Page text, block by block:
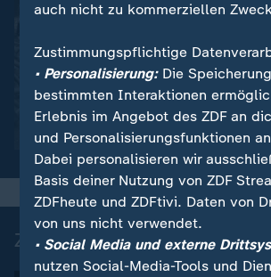
Nachrichten | heute:
Schwere russische
Luftangriffe
Zuletzt auf ZDFheute
auch nicht zu kommerziellen
Zustimmungspflichtige
• Personalisierung:Die
bestimmten Interaktionen
Erlebnis im Angebot des ZDF an
und Personalisierungsfunktionen
Dabei personalisieren wir
Basis deiner Nutzung von ZDF
ZDFheute und ZDFtivi. Daten von
von uns nicht verwendet.
• Social Media und externe
nutzen Social-Media-Tools und